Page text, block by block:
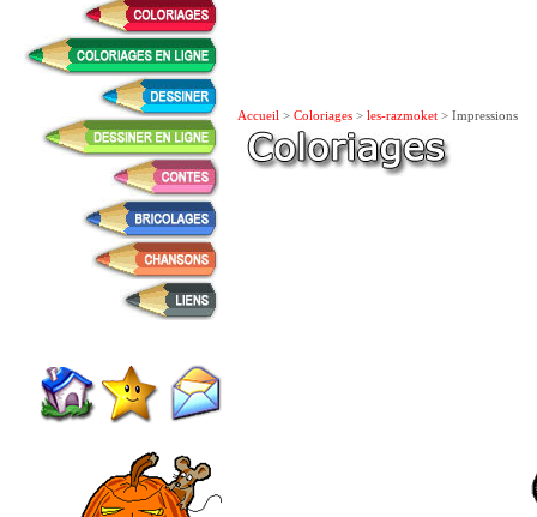
Accueil > Coloriages > les-razmoket > Impressions